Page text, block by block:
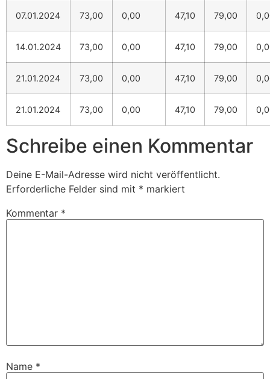
07.01.2024 73,00 0,00 47,10 79,00
14.01.2024 73,00 0,00 47,10 79,00
21.01.2024 73,00 0,00 47,10 79,00
21.01.2024 73,00 0,00 47,10 79,00
Schreibe einen Kommentar
Deine E-Mail-Adresse wird nicht veröffentlicht.
Erforderliche Felder sind mit * markiert
Kommentar *
Name *